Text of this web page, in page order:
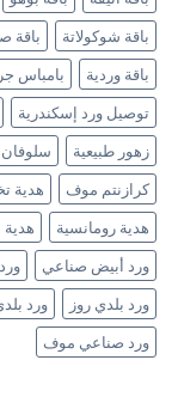
باقة شوكولاتة
باقة
باقة وردية
بامباس
توصيل ورد إسكندرية
زهور طبيعية
كرازنتم موف
هدية
هدية رومانسية
هدية
ورد أبيض صناعي
ورد بلدي روز
ورد
ورد صناعي موف